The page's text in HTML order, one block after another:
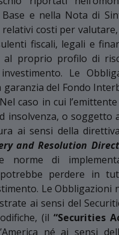
e nella Nota di
relativi costi per
fiscali, legali e
al proprio profilo di
Le
garanzia del Fondo
caso in cui
insolvenza, o soggetto
ai sensi della
and Resolution
norme di
potrebbe perdere in
Le Obbligazioni
ai sensi del
(il “Securities
né ai sensi